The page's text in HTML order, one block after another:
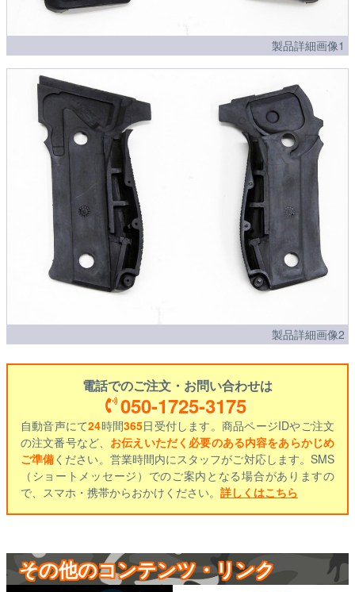
製品詳細画像1
製品詳細画像2
電話でのご注文・お問い合わせは
050-1725-3175
自動音声にて24時間365日受付します。商品ページIDやご注文
の注文番号など、 お伝えいただく必要のある内容をあらかじめ
ご準備ください。営業時間内にスタッフがご対応します。SMS
（ショートメッセージ）でのご案内となる場合がありますの
で、スマホ・携帯からおかけください。 詳しくはこちら
その他のコンテンツ・リンク